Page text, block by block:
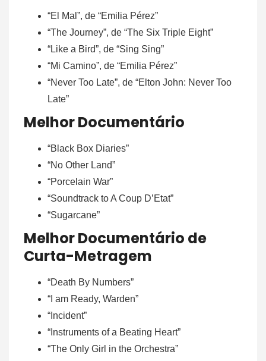
“El Mal”, de “Emilia Pérez”
“The Journey”, de “The Six Triple Eight”
“Like a Bird”, de “Sing Sing”
“Mi Camino”, de “Emilia Pérez”
“Never Too Late”, de “Elton John: Never Too
Late”
Melhor Documentário
“Black Box Diaries”
“No Other Land”
“Porcelain War”
“Soundtrack to A Coup D’Etat”
“Sugarcane”
Melhor Documentário de
Curta-Metragem
“Death By Numbers”
“I am Ready, Warden”
“Incident”
“Instruments of a Beating Heart”
“The Only Girl in the Orchestra”